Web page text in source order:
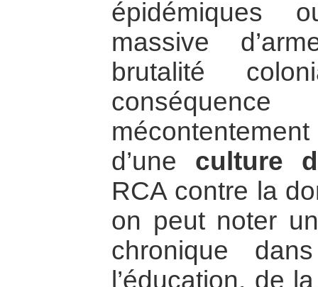
épidémiques
massive
brutalité
conséquence
d’une culture
RCA contre la
on peut noter
chronique
l’éducation, de